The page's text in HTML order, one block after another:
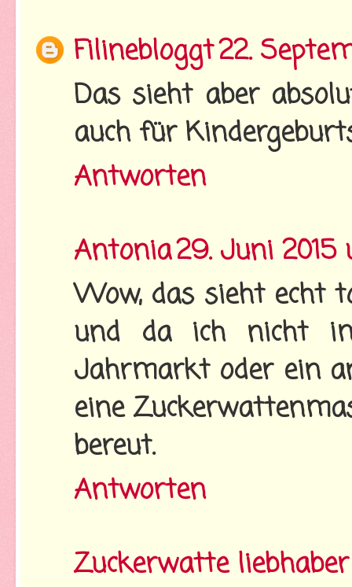
Filinebloggt22.
Das sieht aber
auch für
Antworten
Antonia29. Juni 2015
Wow, das sieht echt
und da ich nicht
Jahrmarkt oder ein
eine
bereut.
Antworten
Zuckerwatte liebhaber